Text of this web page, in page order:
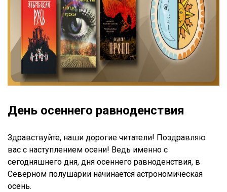
День осеннего равноденствия
Здравствуйте, наши дорогие читатели! Поздравляю
вас с наступлением осени! Ведь именно с
сегодняшнего дня, дня осеннего равноденствия, в
Северном полушарии начинается астрономическая
осень.